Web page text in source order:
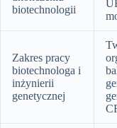
biotechnologii
Zakres pracy
biotechnologa i
inżynierii
genetycznej